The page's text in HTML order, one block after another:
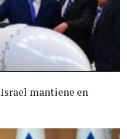
mantiene en